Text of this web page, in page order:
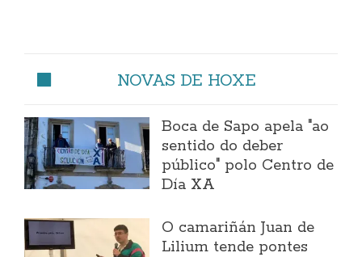
NOVAS DE HOXE
Boca de Sapo apela "ao
sentido do deber
público" polo Centro de
Día XA
O camariñán Juan de
Lilium tende pontes